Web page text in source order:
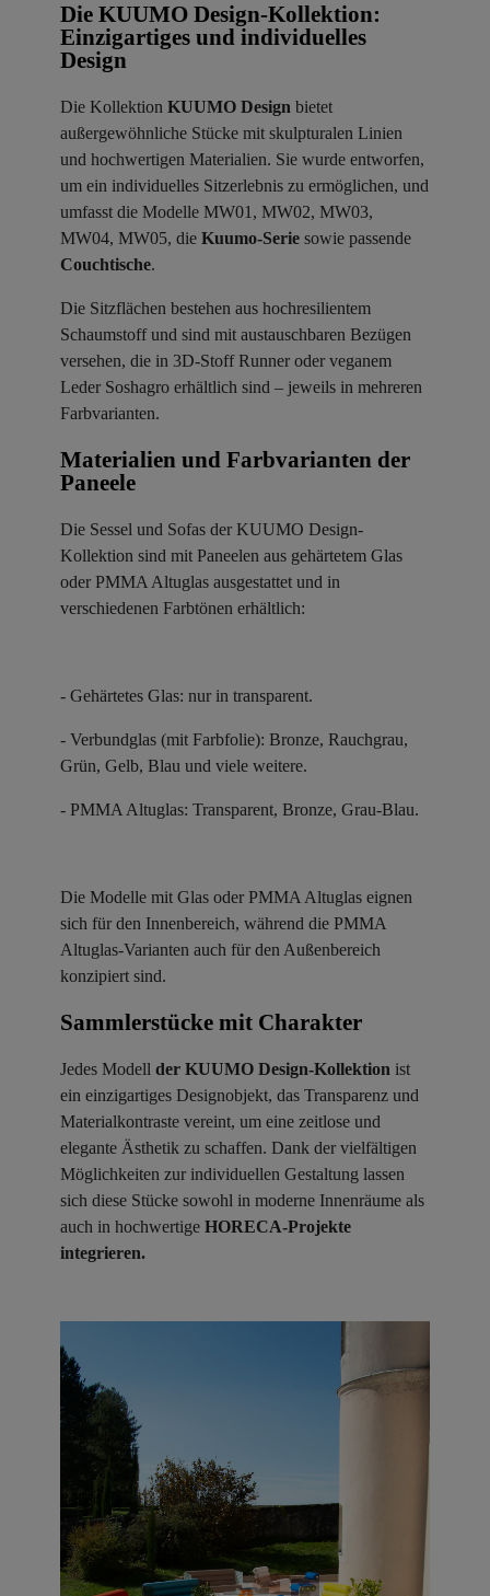
Die KUUMO Design-Kollektion:
Einzigartiges und individuelles
Design
Die Kollektion KUUMO Design bietet
außergewöhnliche Stücke mit skulpturalen Linien
und hochwertigen Materialien. Sie wurde entworfen,
um ein individuelles Sitzerlebnis zu ermöglichen, und
umfasst die Modelle MW01, MW02, MW03,
MW04, MW05, die Kuumo-Serie sowie passende
Couchtische.
Die Sitzflächen bestehen aus hochresilientem
Schaumstoff und sind mit austauschbaren Bezügen
versehen, die in 3D-Stoff Runner oder veganem
Leder Soshagro erhältlich sind – jeweils in mehreren
Farbvarianten.
Materialien und Farbvarianten der
Paneele ​
Die Sessel und Sofas der KUUMO Design-
Kollektion sind mit Paneelen aus gehärtetem Glas
oder PMMA Altuglas ausgestattet und in
verschiedenen Farbtönen erhältlich:
- Gehärtetes Glas: nur in transparent.
- Verbundglas (mit Farbfolie): Bronze, Rauchgrau,
Grün, Gelb, Blau und viele weitere.
- PMMA Altuglas: Transparent, Bronze, Grau-Blau.
Die Modelle mit Glas oder PMMA Altuglas eignen
sich für den Innenbereich, während die PMMA
Altuglas-Varianten auch für den Außenbereich
konzipiert sind.
Sammlerstücke mit Charakter ​
Jedes Modell der KUUMO Design-Kollektion ist
ein einzigartiges Designobjekt, das Transparenz und
Materialkontraste vereint, um eine zeitlose und
elegante Ästhetik zu schaffen. Dank der vielfältigen
Möglichkeiten zur individuellen Gestaltung lassen
sich diese Stücke sowohl in moderne Innenräume als
auch in hochwertige HORECA-Projekte
integrieren.